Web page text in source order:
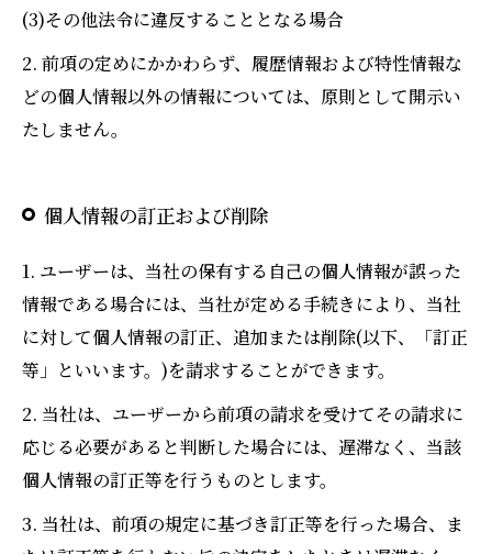
(3)その他法令に違反することとなる場合
2. 前項の定めにかかわらず、履歴情報および特性情報な
どの個人情報以外の情報については、原則として開示い
たしません。
個人情報の訂正および削除
1. ユーザーは、当社の保有する自己の個人情報が誤った
情報である場合には、当社が定める手続きにより、当社
に対して個人情報の訂正、追加または削除(以下、「訂正
等」といいます。)を請求することができます。
2. 当社は、ユーザーから前項の請求を受けてその請求に
応じる必要があると判断した場合には、遅滞なく、当該
個人情報の訂正等を行うものとします。
3. 当社は、前項の規定に基づき訂正等を行った場合、ま